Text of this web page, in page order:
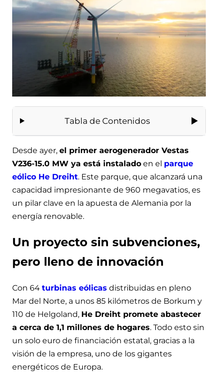
Tabla de Contenidos
Desde ayer, el primer aerogenerador Vestas
V236-15.0 MW ya está instalado en el parque
eólico He Dreiht. Este parque, que alcanzará una
capacidad impresionante de 960 megavatios, es
un pilar clave en la apuesta de Alemania por la
energía renovable.
Un proyecto sin subvenciones,
pero lleno de innovación
Con 64 turbinas eólicas distribuidas en pleno
Mar del Norte, a unos 85 kilómetros de Borkum y
110 de Helgoland, He Dreiht promete abastecer
a cerca de 1,1 millones de hogares. Todo esto sin
un solo euro de financiación estatal, gracias a la
visión de la empresa, uno de los gigantes
energéticos de Europa.